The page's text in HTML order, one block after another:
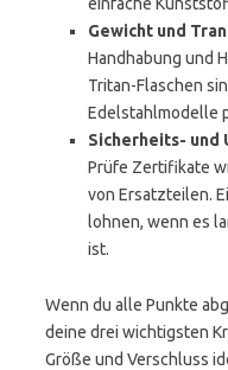
Gewicht und
Handhabung und
Tritan-Flaschen
Edelstahlmodelle
Sicherheits- und
Prüfe Zertifikate
von Ersatzteilen.
lohnen, wenn es
ist.
Wenn du alle Punkte
deine drei wichtigsten
Größe und Verschluss